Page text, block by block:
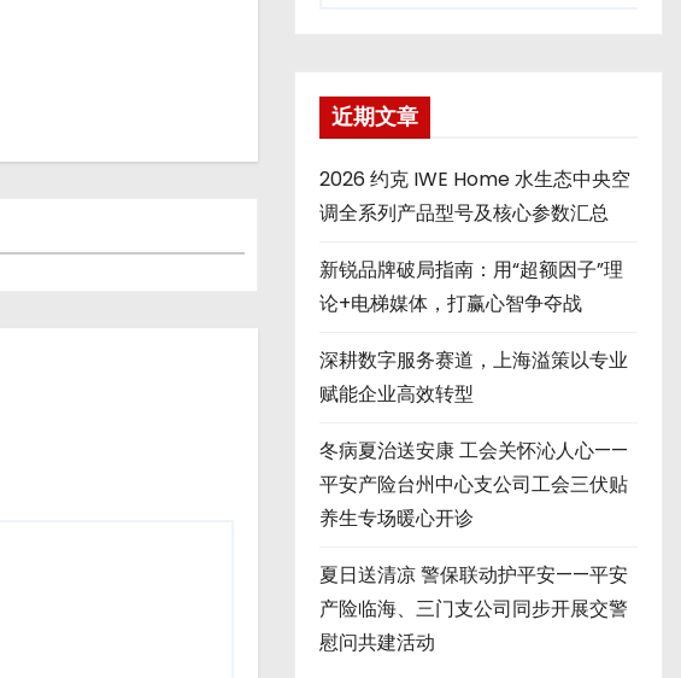
近期文章
2026 约克 IWE Home 水生态中央空
调全系列产品型号及核心参数汇总
新锐品牌破局指南：用“超额因子”理
论+电梯媒体，打赢心智争夺战
深耕数字服务赛道，上海溢策以专业
赋能企业高效转型
冬病夏治送安康 工会关怀沁人心——
平安产险台州中心支公司工会三伏贴
养生专场暖心开诊
夏日送清凉 警保联动护平安——平安
产险临海、三门支公司同步开展交警
慰问共建活动